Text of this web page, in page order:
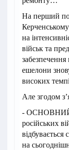
На перший
на
військ та
ешелони
високих
Але згодом
- ОСНОВНИЙ
російських
на